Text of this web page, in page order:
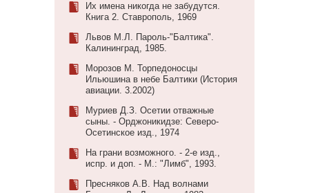
Их имена никогда не забудутся.
Книга 2. Ставрополь, 1969
Львов М.Л. Пароль-"Балтика".
Калининград, 1985.
Морозов М. Торпедоносцы
Ильюшина в небе Балтики (История
авиации. 3.2002)
Муриев Д.З. Осетии отважные
сыны. - Орджоникидзе: Северо-
Осетинское изд., 1974
На грани возможного. - 2-е изд.,
испр. и доп. - М.: "Лимб", 1993.
Пресняков А.В. Над волнами